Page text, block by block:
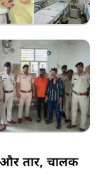
तार, चालक